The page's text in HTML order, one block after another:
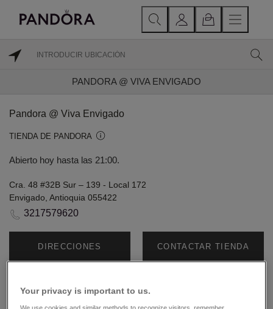
PANDORA @ VIVA ENVIGADO
Pandora @ Viva Envigado
TIENDA DE PANDORA
Abierto hoy hasta las 21:00.
Cra. 48 #32B Sur – 139 - Local 172
Envigado, Antioquia 055422
3217579620
DIRECCIONES CONTACTAR TIENDA
Your privacy is important to us.